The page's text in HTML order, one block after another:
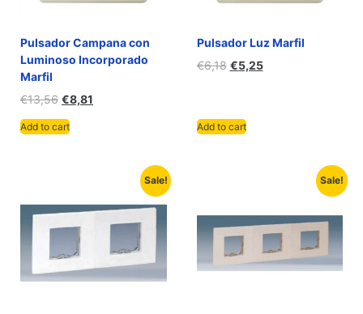
Pulsador Campana con
Luminoso Incorporado
Marfil
€13,56 €8,81
Add to cart
Pulsador Luz Marfil
€6,18 €5,25
Add to cart
Sale! Sale!